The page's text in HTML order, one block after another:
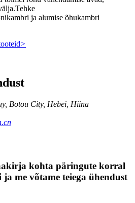
ja alumise õhukambri
>
Botou City, Hebei, Hiina
kohta päringute korral
me võtame teiega ühendust